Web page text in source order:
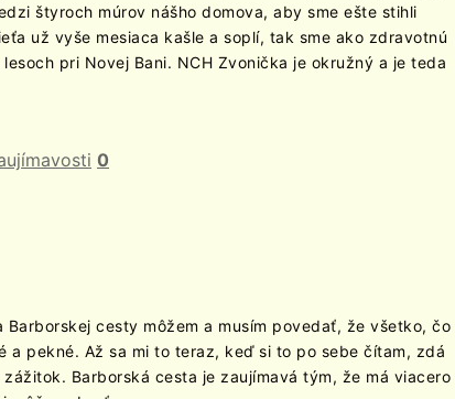
štyroch múrov nášho domova, aby sme ešte stihli
už vyše mesiaca kašle a soplí, tak sme ako zdravotnú
pri Novej Bani. NCH Zvonička je okružný a je teda
0
cesty môžem a musím povedať, že všetko, čo
pekné. Až sa mi to teraz, keď si to po sebe čítam, zdá
Barborská cesta je zaujímavá tým, že má viacero